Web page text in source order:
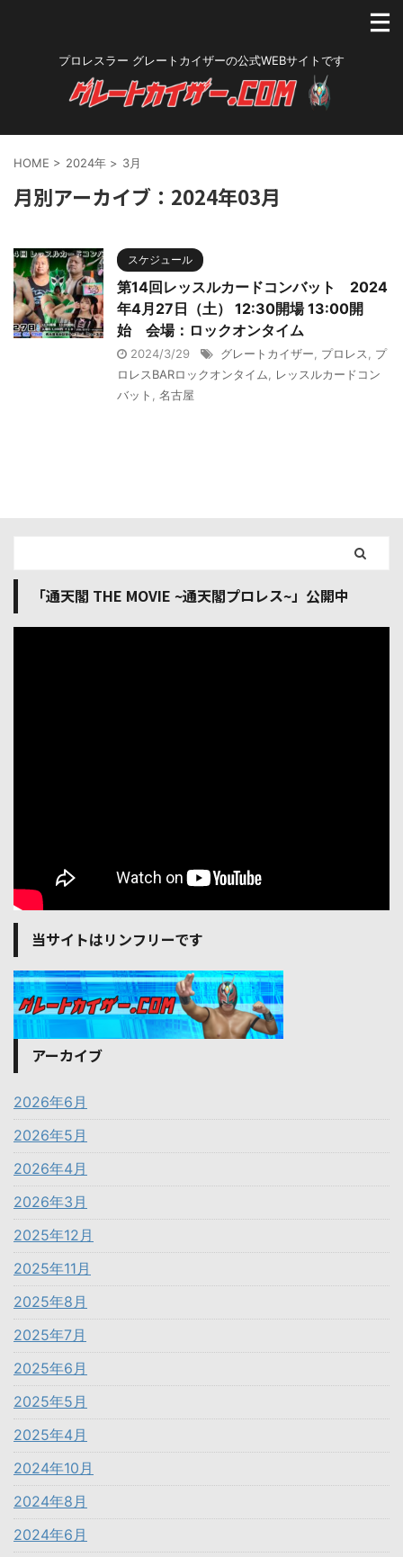
プロレスラー グレートカイザーの公式WEBサイトです
HOME > 2024年 > 3月
月別アーカイブ：2024年03月
スケジュール
第14回レッスルカードコンバット 2024
年4月27日（土） 12:30開場 13:00開
始 会場：ロックオンタイム
2024/3/29 グレートカイザー プロレス
プ
ロレスBARロックオンタイム
レッスルカードコン
バット
名古屋
「通天閣 THE MOVIE ~通天閣プロレス~」公開中
当サイトはリンフリーです
アーカイブ
2026年6月
2026年5月
2026年4月
2026年3月
2025年12月
2025年11月
2025年8月
2025年7月
2025年6月
2025年5月
2025年4月
2024年10月
2024年8月
2024年6月